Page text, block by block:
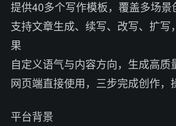
提供40多个写作模板，覆盖多场景
支持文章生成、续写、改写、扩写
果
自定义语气与内容方向，生成高质
网页端直接使用，三步完成创作，
平台背景